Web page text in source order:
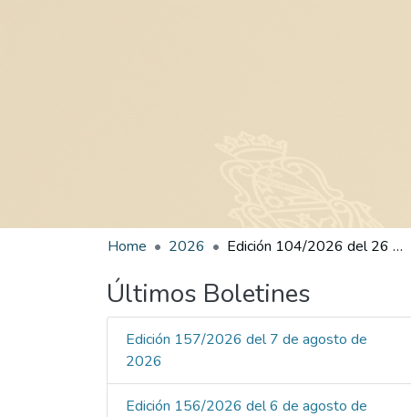
Home 2026 Edición 104/2026 del 26 de mayo de 2026
Últimos Boletines
Edición 157/2026 del 7 de agosto de
2026
Edición 156/2026 del 6 de agosto de